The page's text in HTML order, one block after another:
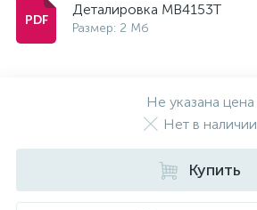
Деталировка MB4153T
Размер: 2 Мб
Не указана цена
Нет в наличии
Купить